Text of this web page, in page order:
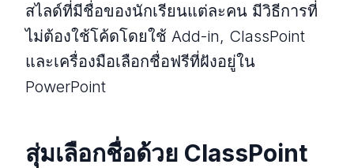
สไลด์ที่มีชื่อของนักเรียนแต่ละคน มีวิธีการที่
ไม่ต้องใช้โค้ดโดยใช้ Add-in, ClassPoint
และเครื่องมือเลือกชื่อฟรีที่ฝังอยู่ใน
PowerPoint
สุ่มเลือกชื่อด้วย ClassPoint